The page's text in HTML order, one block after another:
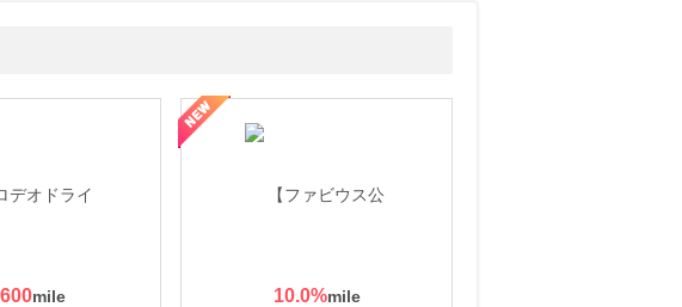
10.0%
います